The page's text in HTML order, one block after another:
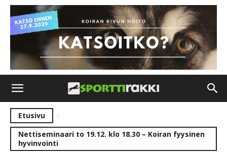
Etusivu
Nettiseminaari to 19.12. klo 18.30 – Koiran fyysinen
hyvinvointi